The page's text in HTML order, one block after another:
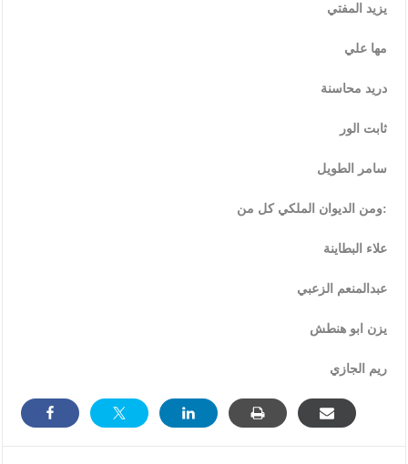
يزيد المفتي
مها علي
دريد محاسنة
ثابت الور
سامر الطويل
ومن الديوان الملكي كل من:
علاء البطاينة
عبدالمنعم الزعبي
يزن ابو هنطش
ريم الجازي